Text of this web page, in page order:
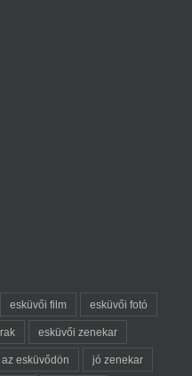
esküvői film esküvői fotó
esküvői zenekar
esküvődön jó zenekar